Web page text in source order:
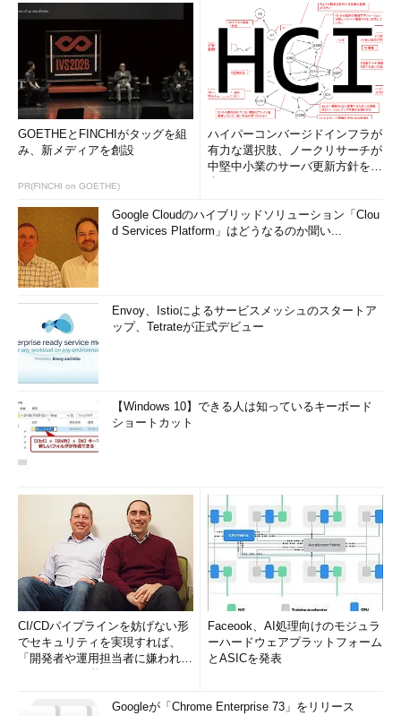
GOETHEとFINCHIがタッグを組
み、新メディアを創設
PR(FINCHI on GOETHE)
ハイパーコンバージドインフラが
有力な選択肢、ノークリサーチが
中堅中小業のサーバ更新方針を調
Google Cloudのハイブリッドソリューション「Clou
d Services Platform」はどうなるのか聞い...
Envoy、Istioによるサービスメッシュのスタートア
ップ、Tetrateが正式デビュー
【Windows 10】できる人は知っているキーボード
ショートカット
CI/CDパイプラインを妨げない形
でセキュリティを実現すれば、
「開発者や運用担当者に嫌われな
Faceook、AI処理向けのモジュラ
ーハードウェアプラットフォーム
とASICを発表
Googleが「Chrome Enterprise 73」をリリース